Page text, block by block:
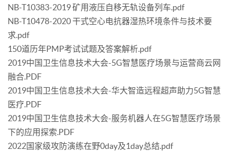
NB-T10383-2019 矿用液压自移无轨设备列车.pdf
NB-T10478-2020 干式空心电抗器湿热环境条件与技术要
求.pdf
150道历年PMP考试试题及答案解析.pdf
2019中国卫生信息技术大会-5G智慧医疗场景与运营商云网
融合.PDF
2019中国卫生信息技术大会-华大智造远程超声助力5G智慧
医疗.PDF
2019中国卫生信息技术大会-服务机器人在5G智慧医疗场景
下的应用探索.PDF
2022国家级攻防演练在野0day及1day总结.pdf